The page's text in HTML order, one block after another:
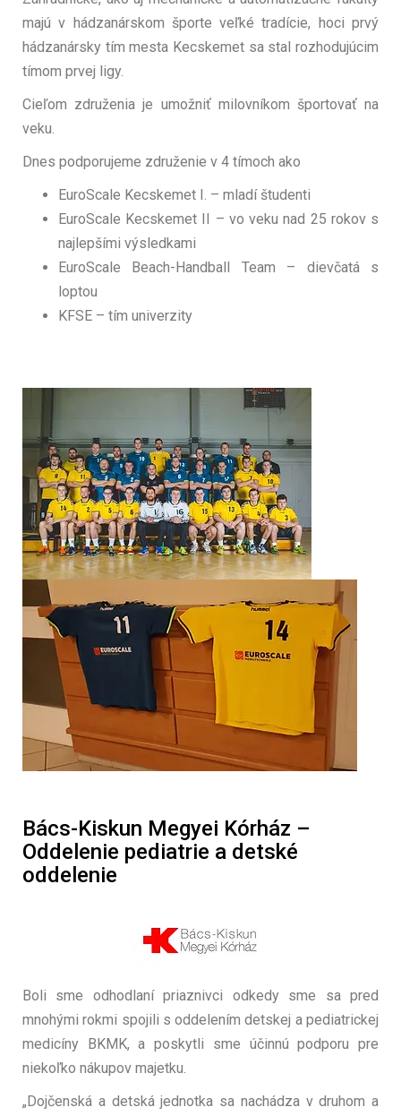
majú v hádzanárskom športe veľké tradície, hoci prvý
hádzanársky tím mesta Kecskemet sa stal rozhodujúcim
tímom prvej ligy.
Cieľom združenia je umožniť milovníkom športovať na
veku.
Dnes podporujeme združenie v 4 tímoch ako
EuroScale Kecskemet I. – mladí študenti
EuroScale Kecskemet II – vo veku nad 25 rokov s
najlepšími výsledkami
EuroScale Beach-Handball Team – dievčatá s
loptou
KFSE – tím univerzity
Bács-Kiskun Megyei Kórház –
Oddelenie pediatrie a detské
oddelenie
Boli sme odhodlaní priaznivci odkedy sme sa pred
mnohými rokmi spojili s oddelením detskej a pediatrickej
medicíny BKMK, a poskytli sme účinnú podporu pre
niekoľko nákupov majetku.
„Dojčenská a detská jednotka sa nachádza v druhom a